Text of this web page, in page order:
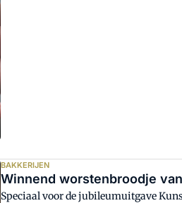
BAKKERIJEN
Winnend worstenbroodje
Speciaal voor de jubileumuitgave